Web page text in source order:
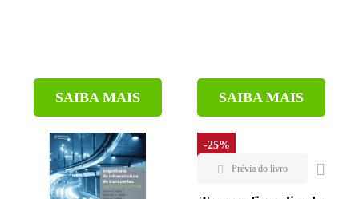
SAIBA MAIS SAIBA MAIS
-25%